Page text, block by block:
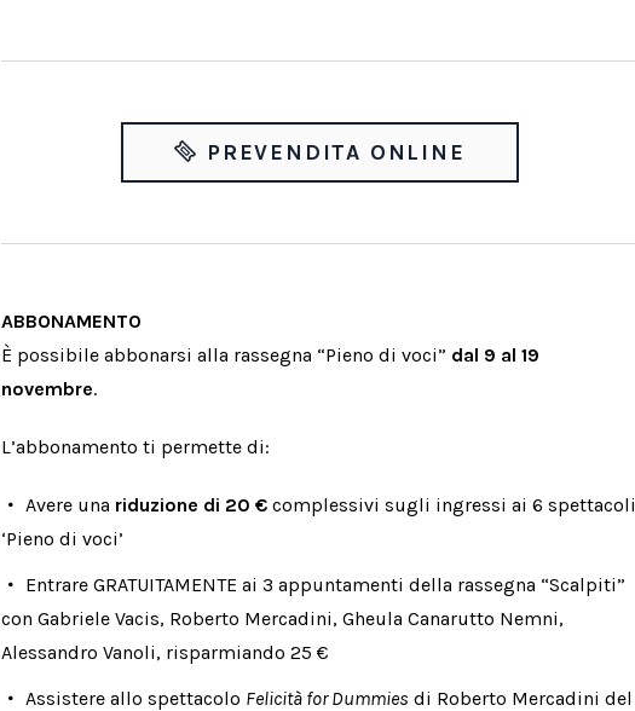
PREVENDITA ONLINE
ABBONAMENTO
È possibile abbonarsi alla rassegna “Pieno di voci” dal 9 al 19
novembre.
L’abbonamento ti permette di:
Avere una riduzione di 20 € complessivi sugli ingressi ai 6 spettacoli
‘Pieno di voci’
Entrare GRATUITAMENTE ai 3 appuntamenti della rassegna “Scalpiti”
con Gabriele Vacis, Roberto Mercadini, Gheula Canarutto Nemni,
Alessandro Vanoli, risparmiando 25 €
Assistere allo spettacolo Felicità for Dummies di Roberto Mercadini del